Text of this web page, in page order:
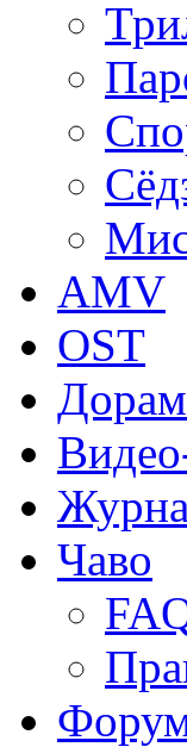
AMV
OST
Чаво